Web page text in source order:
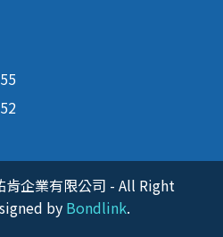
企業有限公司 - All Right
by Bondlink.